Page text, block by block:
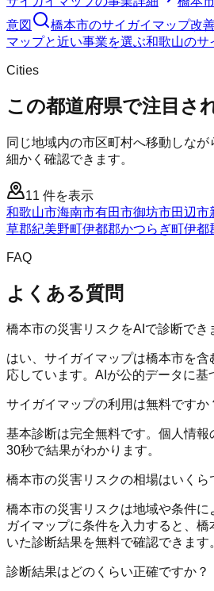
意図
橋本市のサイガイマップ改
マップと近い事業を選ぶ和歌山のサ
Cities
この都道府県で注目さ
同じ地域内の市区町村へ移動しな
細かく確認できます。
11 件を表示
和歌山市海南市有田市御坊市田辺市
草郡紀美野町伊都郡かつらぎ町伊都
FAQ
よくある質問
橋本市の災害リスクをAIで診断でき
はい、サイガイマップは橋本市を
応しています。AIが公的データに基
サイガイマップの利用は無料ですか
基本診断は完全無料です。個人情報
30秒で結果がわかります。
橋本市の災害リスクの相場はいくら
橋本市の災害リスクは地域や条件に
ガイマップに条件を入力すると、
いた診断結果を無料で確認できます
診断結果はどのくらい正確ですか？